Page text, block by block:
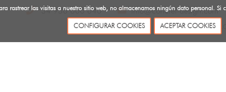
rastrear las visitas a nuestro sitio web, no almacenamos ningún dato personal.
CONFIGURAR COOKIES ACEPTAR COOKIES
34 936 600 640 info@concret-design.com
SOBRE NOSOTROS CATÁLOGOS